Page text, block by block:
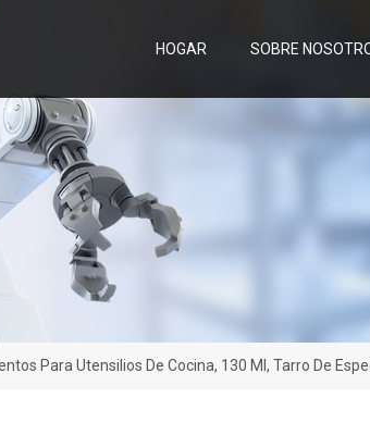
HOGAR SOBRE
Para Utensilios De Cocina, 130 Ml, Tarro De